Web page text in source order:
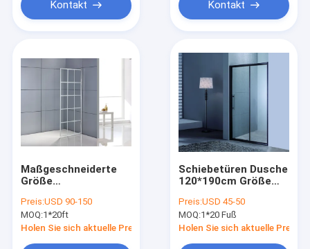
Duschkabine
Einfaches Duschbad
DUSCHBILDSCHIRM
Duschtür
Kontakt Kontakt
Maßgeschneiderte
Größe
Rahmenloses
Duschgehäuse
ISO9001
Preis:USD 90-150
MOQ:1*20ft
Holen Sie sich aktuelle Preis
Schiebetüren Dusche
120*190cm Größe
Glas Aluminium
Schwarzer Rahmen
Preis:USD 45-50
MOQ:1*20 Fuß
Holen Sie sich aktuelle Preis